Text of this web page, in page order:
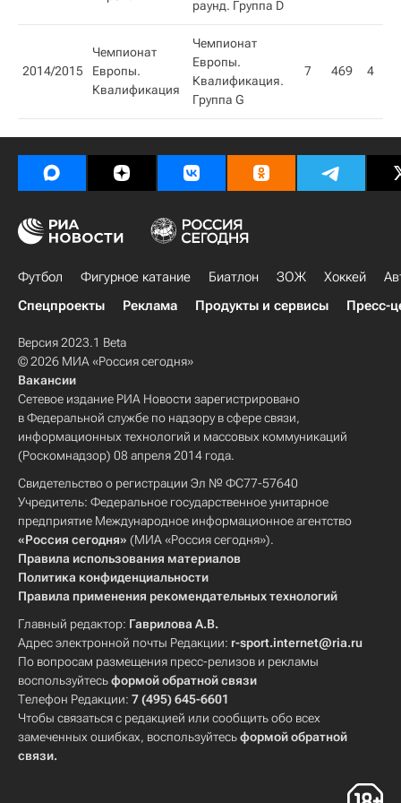
раунд. Группа D
2014/2015
Чемпионат
Европы.
Квалификация​
Чемпионат
Европы.
Квалификация.
Группа G
7 469 4
Футбол Фигурное катание Биатлон ЗОЖ Хоккей
Спецпроекты
Реклама Продукты и сервисы Пресс-
Версия 2023.1 Beta
© 2026 МИА «Россия сегодня»
Вакансии
Сетевое издание РИА Новости зарегистрировано
в Федеральной службе по надзору в сфере связи,
информационных технологий и массовых коммуникаций
(Роскомнадзор) 08 апреля 2014 года.
Свидетельство о регистрации Эл № ФС77-57640
Учредитель: Федеральное государственное унитарное
предприятие Международное информационное агентство
«Россия сегодня» (МИА «Россия сегодня»).
Правила использования материалов
Политика конфиденциальности
Правила применения рекомендательных технологий
Главный редактор: Гаврилова А.В.
Адрес электронной почты Редакции: r-sport.internet@ria.ru
По вопросам размещения пресс-релизов и рекламы
воспользуйтесьформой обратной связи
Телефон Редакции: 7 (495) 645-6601
Чтобы связаться с редакцией или сообщить обо всех
замеченных ошибках, воспользуйтесьформой обратной
связи.